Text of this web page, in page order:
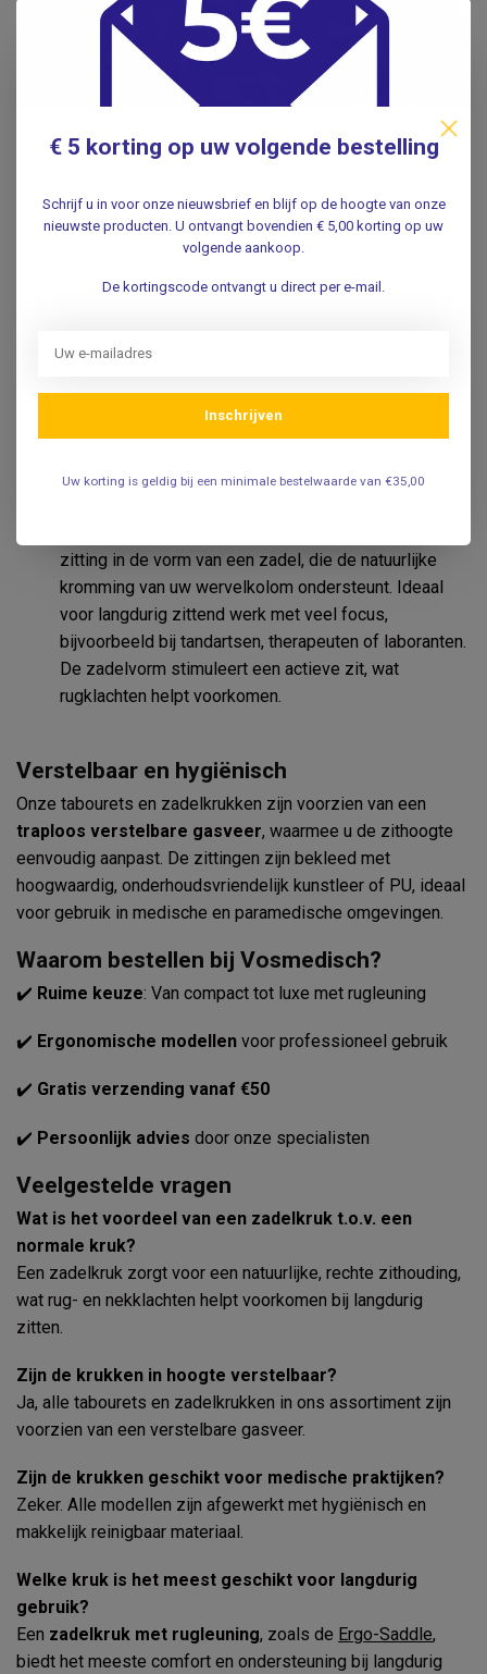
en Professioneel Gebruik
Op zoek naar ergonomisch zitcomfort in uw praktijkruimte?
Bij Vosmedisch vindt u een breed assortiment tabourets en
zadelkrukken die zorgen voor een optimale werkhouding,
betere mobiliteit én professioneel comfort.
zadelkruk met rugleuning: wij hebben de juiste oplossing
voor iedere werkplek.
Wat is het verschil tussen een tabouret en
rugleuning. Deze is ideaal voor situaties waarbij u
vaak opstaat, draait of beweegt. Denk aan
huisartsenpraktijken of schoonheidssalons.
zitting in de vorm van een zadel, die de natuurlijke
kromming van uw wervelkolom ondersteunt. Ideaal
voor langdurig zittend werk met veel focus,
bijvoorbeeld bij tandartsen, therapeuten of laboranten.
De zadelvorm stimuleert een actieve zit, wat
rugklachten helpt voorkomen.
Verstelbaar en hygiënisch
Onze tabourets en zadelkrukken zijn voorzien van een
traploos verstelbare gasveer, waarmee u de zithoogte
eenvoudig aanpast. De zittingen zijn bekleed met
hoogwaardig, onderhoudsvriendelijk kunstleer of PU, ideaal
voor gebruik in medische en paramedische omgevingen.
Waarom bestellen bij Vosmedisch?
✔️ Ruime keuze: Van compact tot luxe met rugleuning
✔️ Ergonomische modellen voor professioneel gebruik
✔️ Gratis verzending vanaf €50
✔️ Persoonlijk advies door onze specialisten
Veelgestelde vragen
Wat is het voordeel van een zadelkruk t.o.v. een
normale kruk?
Een zadelkruk zorgt voor een natuurlijke, rechte zithouding,
wat rug- en nekklachten helpt voorkomen bij langdurig
zitten.
Zijn de krukken in hoogte verstelbaar?
Ja, alle tabourets en zadelkrukken in ons assortiment zijn
voorzien van een verstelbare gasveer.
Zijn de krukken geschikt voor medische praktijken?
Zeker. Alle modellen zijn afgewerkt met hygiënisch en
makkelijk reinigbaar materiaal.
Welke kruk is het meest geschikt voor langdurig
gebruik?
Een zadelkruk met rugleuning, zoals de Ergo-Saddle,
biedt het meeste comfort en ondersteuning bij langdurig
€ 5 korting op uw volgende bestelling
Schrijf u in voor onze nieuwsbrief en blijf op de hoogte van onze
nieuwste producten. U ontvangt bovendien € 5,00 korting op uw
volgende aankoop.
De kortingscode ontvangt u direct per e-mail.
Inschrijven
Uw korting is geldig bij een minimale bestelwaarde van €35,00